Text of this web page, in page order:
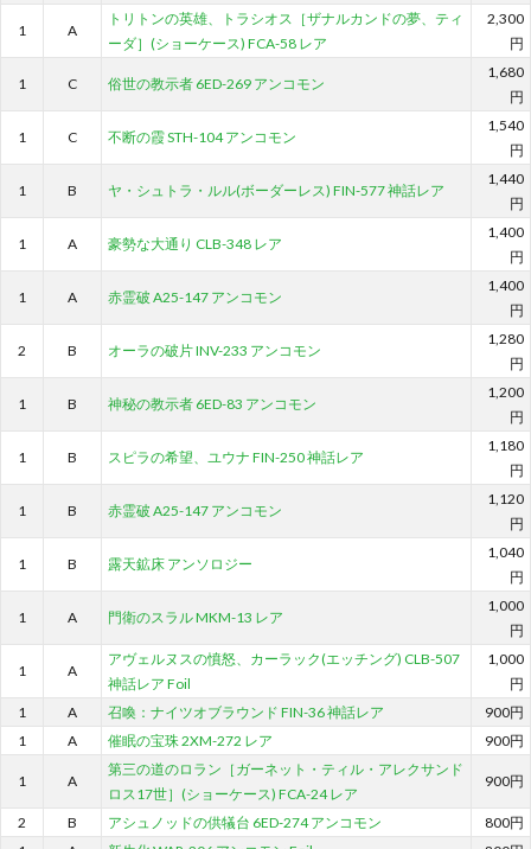
1 A
トリトンの英雄、トラシオス［ザナルカンドの夢、ティ
ーダ］(ショーケース) FCA-58 レア
2,300
円
1 C 俗世の教示者 6ED-269 アンコモン
1,680
円
1 C 不断の霞 STH-104 アンコモン
1,540
円
1 B ヤ・シュトラ・ルル(ボーダーレス) FIN-577 神話レア
1,440
円
1 A 豪勢な大通り CLB-348 レア
1,400
円
1 A 赤霊破 A25-147 アンコモン
1,400
円
2 B オーラの破片 INV-233 アンコモン
1,280
円
1 B 神秘の教示者 6ED-83 アンコモン
1,200
円
1 B スピラの希望、ユウナ FIN-250 神話レア
1,180
円
1 B 赤霊破 A25-147 アンコモン
1,120
円
1 B 露天鉱床 アンソロジー
1,040
円
1 A 門衛のスラル MKM-13 レア
1,000
円
1 A
アヴェルヌスの憤怒、カーラック(エッチング) CLB-507
神話レア Foil
1,000
円
1
A 召喚：ナイツオブラウンド FIN-36 神話レア
900円
1
A 催眠の宝珠 2XM-272 レア 900円
1 A
第三の道のロラン［ガーネット・ティル・アレクサンド
ロス17世］(ショーケース) FCA-24 レア
900円
2 B アシュノッドの供犠台 6ED-274 アンコモン
800円